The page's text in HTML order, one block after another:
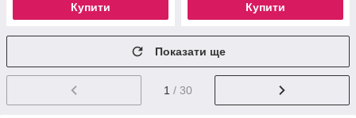
Купити Купити
Показати ще
1 / 30